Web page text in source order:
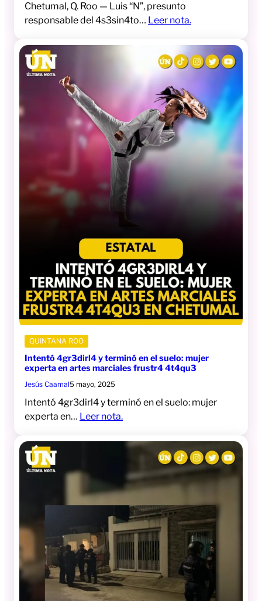
Chetumal, Q. Roo — Luis “N”, presunto
responsable del 4s3sin4to… Leer nota.
QUINTANA ROO
Intentó 4gr3dirl4 y terminó en el suelo: mujer
experta en artes marciales frustr4 4t4qu3
Jesús Caamal5 mayo, 2025
Intentó 4gr3dirl4 y terminó en el suelo: mujer
experta en… Leer nota.